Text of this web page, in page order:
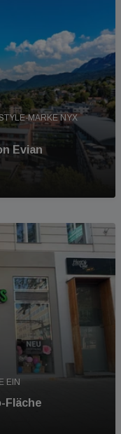
MARKE NYX
Evian
Fläche